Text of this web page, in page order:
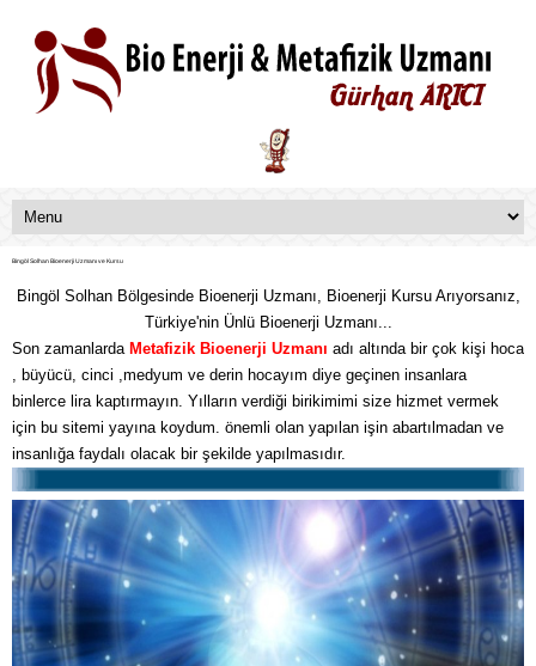
Bingöl Solhan Bioenerji Uzmanı ve Kursu
Bingöl Solhan Bölgesinde Bioenerji Uzmanı, Bioenerji Kursu Arıyorsanız,
Türkiye'nin Ünlü Bioenerji Uzmanı...
Son zamanlarda Metafizik Bioenerji Uzmanı adı altında bir çok kişi hoca
, büyücü, cinci ,medyum ve derin hocayım diye geçinen insanlara
binlerce lira kaptırmayın. Yılların verdiği birikimimi size hizmet vermek
için bu sitemi yayına koydum. önemli olan yapılan işin abartılmadan ve
insanlığa faydalı olacak bir şekilde yapılmasıdır.